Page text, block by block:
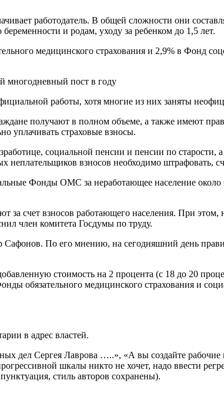
работодатель. В общей сложности они
и родам, уходу за ребенком до 1,5 лет.
медицинского страхования и 2,9% в Фонд
многодневный пост в году
работы, хотя многие из них заняты
получают в полном объеме, а также имеют
уплачивать страховые взносы.
социальной пенсии и пенсии по старости,
взносов необходимо штрафовать,
Фонды ОМС за неработающее население
счет взносов работающего населения. При этом,
член комитета Госдумы по труду.
По его мнению, на сегодняшний день
стоимость на 2 процента (с 18 до 20
медицинского страхования и
в адрес властей.
дел Сергея Лаврова …..», «А вы создайте рабочие
шкалы никто не хочет, надо ввести
стиль авторов сохранены).